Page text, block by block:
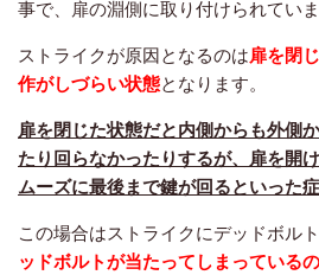
事で、扉の淵側に取り付けられていま
ストライクが原因となるのは扉を閉
作がしづらい状態となります。
扉を閉じた状態だと内側からも外側
たり回らなかったりするが、扉を開
ムーズに最後まで鍵が回るといった
この場合はストライクにデッドボルト
ッドボルトが当たってしまっている